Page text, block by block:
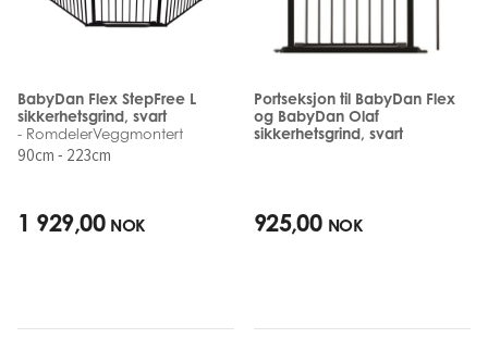
BabyDan Flex StepFree L
sikkerhetsgrind, svart
- RomdelerVeggmontert
90cm - 223cm
1 929,00 NOK
Portseksjon til BabyDan Flex
og BabyDan Olaf
sikkerhetsgrind, svart
925,00 NOK